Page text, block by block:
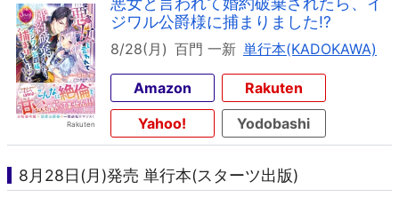
ジワル公爵様に捕まりました!?
8/28(月) 百門 一新 単行本(KADOKAWA)
Amazon
Rakuten
Yahoo!
Yodobashi
8月28日(月)発売 単行本(スターツ出版)